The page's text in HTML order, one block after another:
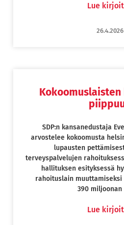
Lue
26.4.2026
SDP:n kansanedustaja
arvostelee kokoomusta
lupausten
terveyspalvelujen
hallituksen esityksessä
rahoituslain
390 miljoonan
Lue